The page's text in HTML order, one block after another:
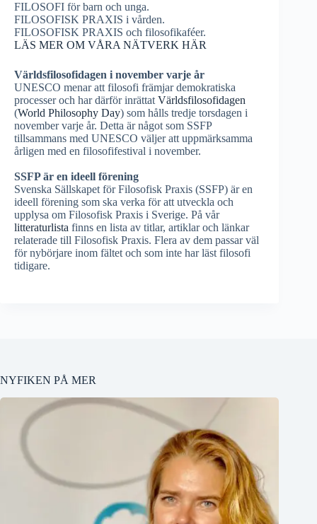
FILOSOFI för barn och unga.
FILOSOFISK PRAXIS i vården.
FILOSOFISK PRAXIS och filosofikaféer.
LÄS MER OM VÅRA NÄTVERK HÄR
Världsfilosofidagen i november varje år
UNESCO menar att filosofi främjar demokratiska
processer och har därför inrättat Världsfilosofidagen
(World Philosophy Day) som hålls tredje torsdagen i
november varje år. Detta är något som SSFP
tillsammans med UNESCO väljer att uppmärksamma
årligen med en filosofifestival i november.
SSFP är en ideell förening
Svenska Sällskapet för Filosofisk Praxis (SSFP) är en
ideell förening som ska verka för att utveckla och
upplysa om Filosofisk Praxis i Sverige. På vår
litteraturlista finns en lista av titlar, artiklar och länkar
relaterade till Filosofisk Praxis. Flera av dem passar väl
för nybörjare inom fältet och som inte har läst filosofi
tidigare.
NYFIKEN PÅ MER